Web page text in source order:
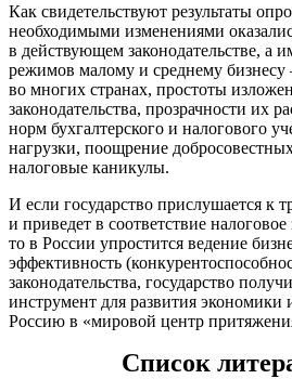
Как свидетельствуют результаты
необходимыми изменениями
в действующем законодательстве, а
режимов малому и среднему бизнесу
во многих странах, простоты
законодательства, прозрачности их
норм бухгалтерского и налогового
нагрузки, поощрение
налоговые каникулы.
И если государство прислушается к
и приведет в соответствие налоговое
то в России упростится ведение
эффективность
законодательства, государство
инструмент для развития экономики
Россию в «мировой центр
Список